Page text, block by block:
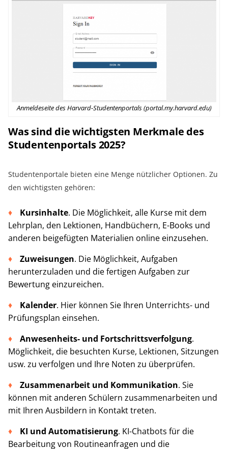
Anmeldeseite des Harvard-Studentenportals (portal.my.harvard.edu)
Was sind die wichtigsten Merkmale des
Studentenportals 2025?
Studentenportale bieten eine Menge nützlicher Optionen. Zu
den wichtigsten gehören:
Kursinhalte. Die Möglichkeit, alle Kurse mit dem
Lehrplan, den Lektionen, Handbüchern, E-Books und
anderen beigefügten Materialien online einzusehen.
Zuweisungen. Die Möglichkeit, Aufgaben
herunterzuladen und die fertigen Aufgaben zur
Bewertung einzureichen.
Kalender. Hier können Sie Ihren Unterrichts- und
Prüfungsplan einsehen.
Anwesenheits- und Fortschrittsverfolgung.
Möglichkeit, die besuchten Kurse, Lektionen, Sitzungen
usw. zu verfolgen und Ihre Noten zu überprüfen.
Zusammenarbeit und Kommunikation. Sie
können mit anderen Schülern zusammenarbeiten und
mit Ihren Ausbildern in Kontakt treten.
KI und Automatisierung. KI-Chatbots für die
Bearbeitung von Routineanfragen und die